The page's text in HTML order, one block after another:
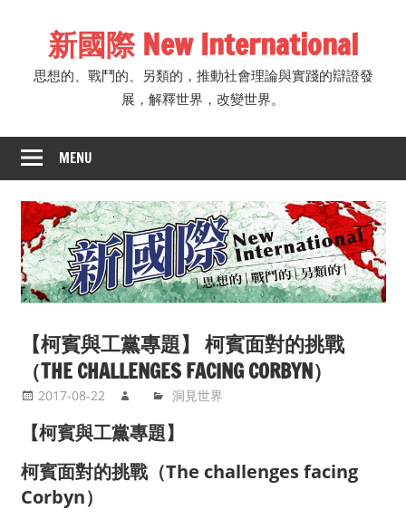
新國際 New International
思想的、戰鬥的、另類的，推動社會理論與實踐的辯證發
展，解釋世界，改變世界。
MENU
【柯賓與工黨專題】 柯賓面對的挑戰
（THE CHALLENGES FACING CORBYN）
2017-08-22 洞見世界
【柯賓與工黨專題】
柯賓面對的挑戰（The challenges facing
Corbyn）